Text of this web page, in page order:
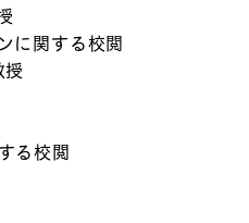
に関する校閲
授
る校閲